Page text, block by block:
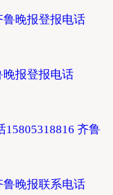
晚报登报电话
报登报电话
齐鲁
晚报联系电话